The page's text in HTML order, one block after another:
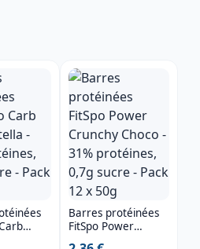
Barres protéinées
FitSpo Power